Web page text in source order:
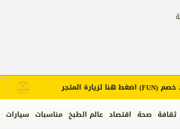
ثقافة صحة اقتصاد عالم الطبخ مناسبات سيارات
(FUN)اضغط هنا لزيارة المتجر